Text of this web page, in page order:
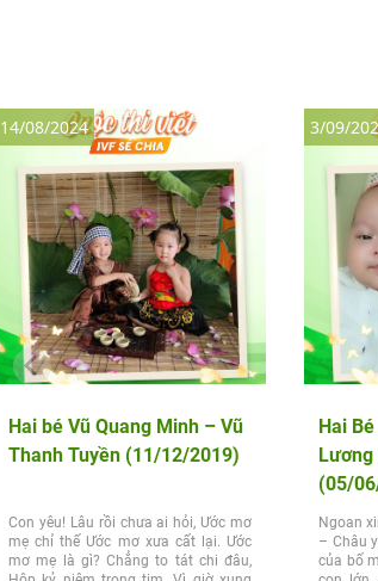
Hai bé Vũ Quang Minh – Vũ
Thanh Tuyền (11/12/2019)
Con yêu! Lâu rồi chưa ai hỏi, Ước mơ
mẹ chỉ thế Ước mơ xưa cất lại. Ước
mơ mẹ là gì? Chẳng to tát chi đâu,
14/08/2024
Hai
(05/
Ngoan
– Châu
của bố
3/09/